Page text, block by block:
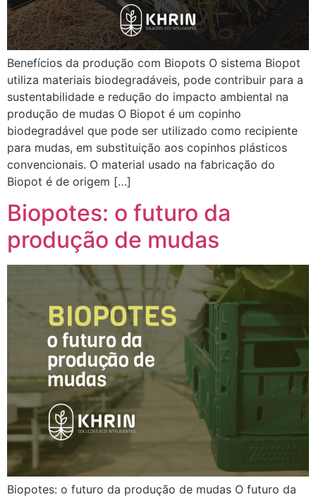
Benefícios da produção com Biopots O sistema Biopot
utiliza materiais biodegradáveis, pode contribuir para a
sustentabilidade e redução do impacto ambiental na
produção de mudas O Biopot é um copinho
biodegradável que pode ser utilizado como recipiente
para mudas, em substituição aos copinhos plásticos
convencionais. O material usado na fabricação do
Biopot é de origem […]
Biopotes: o futuro da
produção de mudas
Biopotes: o futuro da produção de mudas O futuro da